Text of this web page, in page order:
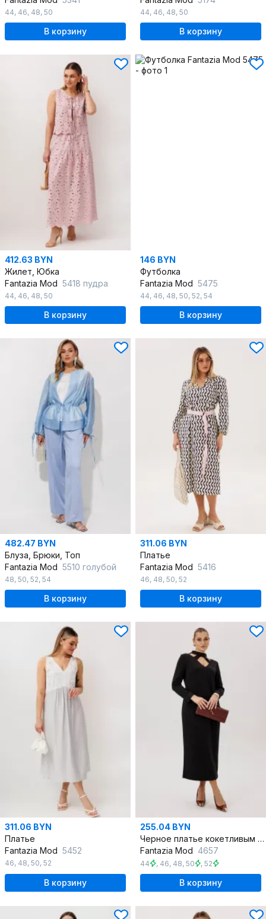
44, 46, 48, 50
В корзину
44, 46, 48, 50
В корзину
412.63 BYN
Жилет, Юбка
Fantazia Mod 5418 пудра
44, 46, 48, 50
В корзину
146 BYN
Футболка
Fantazia Mod 5475
44, 46, 48, 50, 52, 54
В корзину
482.47 BYN
Блуза, Брюки, Топ
Fantazia Mod 5510 голубой
48, 50, 52, 54
В корзину
311.06 BYN
Платье
Fantazia Mod 5416
46, 48, 50, 52
В корзину
311.06 BYN
Платье
Fantazia Mod 5452
46, 48, 50, 52
В корзину
255.04 BYN
Черное платье кокетливым вырезом и рельефом
Fantazia Mod 4657
44 , 46, 48, 50 , 52
В корзину